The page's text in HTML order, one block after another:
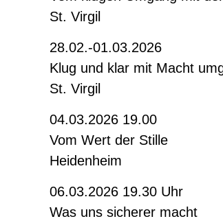
St. Virgil
28.02.-01.03.2026
Klug und klar mit Macht
St. Virgil
04.03.2026 19.00
Vom Wert der Stille
Heidenheim
06.03.2026 19.30 Uhr
Was uns sicherer macht